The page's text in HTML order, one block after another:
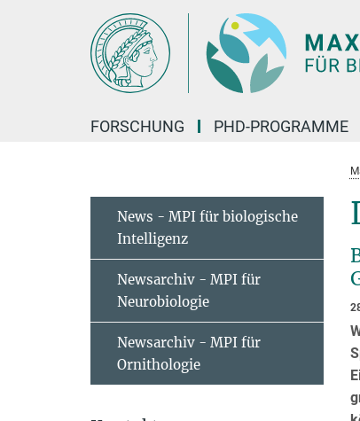
FORSCHUNG PHD-PROGRAMME
News - MPI für biologische
Intelligenz
Newsarchiv - MPI für
Neurobiologie
Newsarchiv - MPI für
Ornithologie